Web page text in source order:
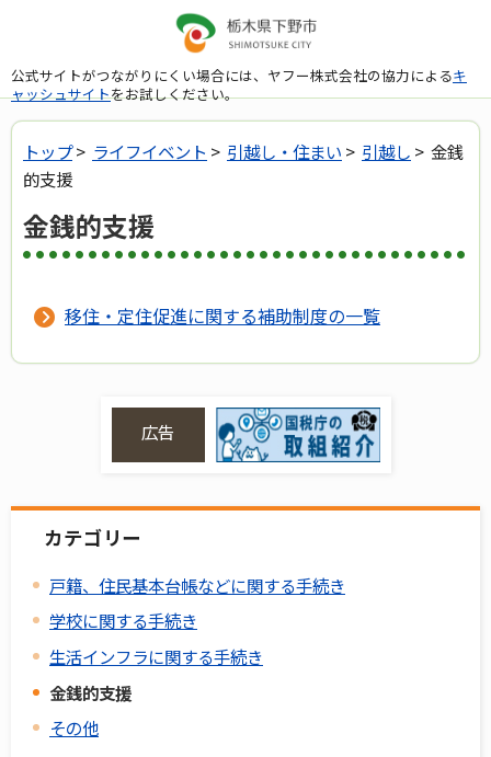
公式サイトがつながりにくい場合には、ヤフー株式会社の協力によるキ
ャッシュサイトをお試しください。
トップ> ライフイベント > 引越し・住まい > 引越し > 金銭
的支援
金銭的支援
移住・定住促進に関する補助制度の一覧
広告
カテゴリー
戸籍、住民基本台帳などに関する手続き
学校に関する手続き
生活インフラに関する手続き
金銭的支援
その他